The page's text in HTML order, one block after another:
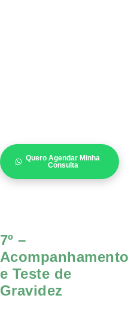
Quero Agendar Minha
Consulta
7º –
Acompanhamento
e Teste de
Gravidez